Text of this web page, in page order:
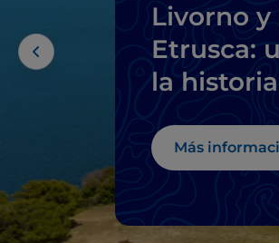
Livorno y
Etrusca:
la
Más